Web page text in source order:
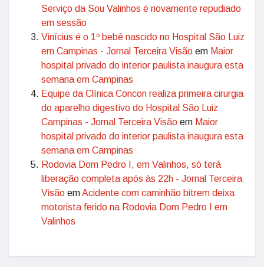
Serviço da Sou Valinhos é novamente repudiado
em sessão
Vinícius é o 1º bebê nascido no Hospital São Luiz
em Campinas - Jornal Terceira Visão em Maior
hospital privado do interior paulista inaugura esta
semana em Campinas
Equipe da Clínica Concon realiza primeira cirurgia
do aparelho digestivo do Hospital São Luiz
Campinas - Jornal Terceira Visão em Maior
hospital privado do interior paulista inaugura esta
semana em Campinas
Rodovia Dom Pedro I, em Valinhos, só terá
liberação completa após às 22h - Jornal Terceira
Visão emAcidente com caminhão bitrem deixa
motorista ferido na Rodovia Dom Pedro I em
Valinhos